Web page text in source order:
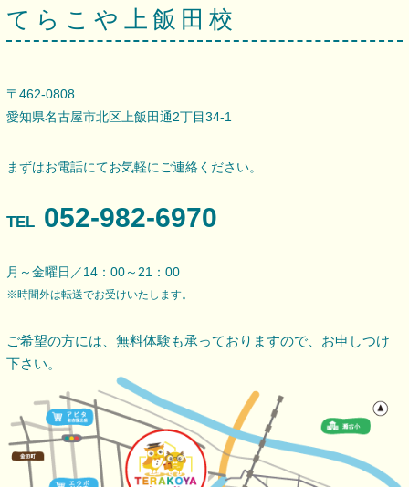
てらこや上飯田校
〒462-0808
愛知県名古屋市北区上飯田通2丁目34-1
まずはお電話にてお気軽にご連絡ください。
TEL 052-982-6970
月～金曜日／14：00～21：00
※時間外は転送でお受けいたします。
ご希望の方には、無料体験も承っておりますので、 お申しつけ
下さい。